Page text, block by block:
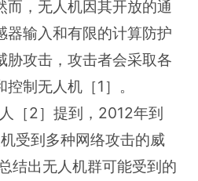
而，无人机因其开放的通
器输入和有限的计算防护
胁攻击，攻击者会采取各
制无人机［1］。
［2］提到，2012年到
受到多种网络攻击的威
结出无人机群可能受到的